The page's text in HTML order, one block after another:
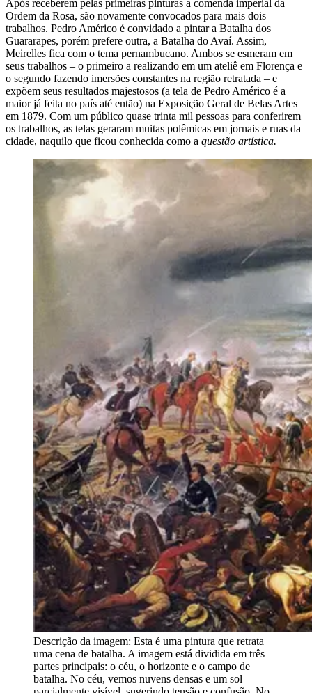
Após receberem pelas primeiras pinturas a comenda imperial da
Ordem da Rosa, são novamente convocados para mais dois
trabalhos. Pedro Américo é convidado a pintar a Batalha dos
Guararapes, porém prefere outra, a Batalha do Avaí. Assim,
Meirelles fica com o tema pernambucano. Ambos se esmeram em
seus trabalhos – o primeiro a realizando em um ateliê em Florença e
o segundo fazendo imersões constantes na região retratada – e
expõem seus resultados majestosos (a tela de Pedro Américo é a
maior já feita no país até então) na Exposição Geral de Belas Artes
em 1879. Com um público quase trinta mil pessoas para conferirem
os trabalhos, as telas geraram muitas polêmicas em jornais e ruas da
cidade, naquilo que ficou conhecida como a questão artística.
Descrição da imagem: Esta é uma pintura que retrata
uma cena de batalha. A imagem está dividida em três
partes principais: o céu, o horizonte e o campo de
batalha. No céu, vemos nuvens densas e um sol